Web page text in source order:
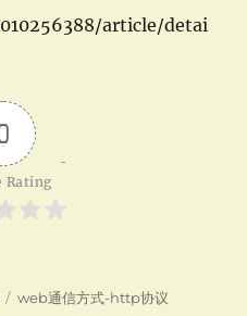
article/detai
Rating
Categories
web通信方式-http协议